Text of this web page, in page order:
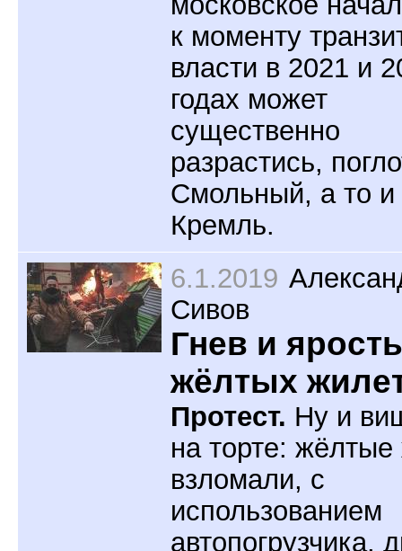
к моменту
власти в 2021 и
годах может
существенно
разрастись,
Смольный, а то и
Кремль.
6.1.2019
Сивов
Гнев и ярость
жёлтых
Протест. Ну и
на торте:
взломали, с
использованием
автопогрузчика,